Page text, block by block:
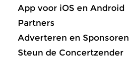
App voor iOS en Android
Partners
Adverteren en Sponsoren
Steun de Concertzender